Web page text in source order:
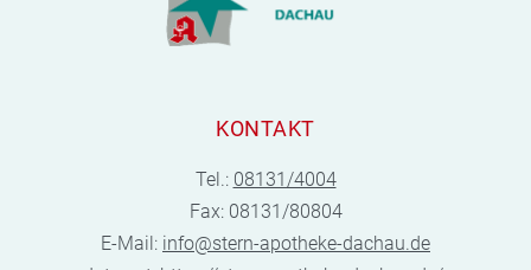
KONTAKT
Tel.: 08131/4004
Fax: 08131/80804
E-Mail: info@stern-apotheke-dachau.de